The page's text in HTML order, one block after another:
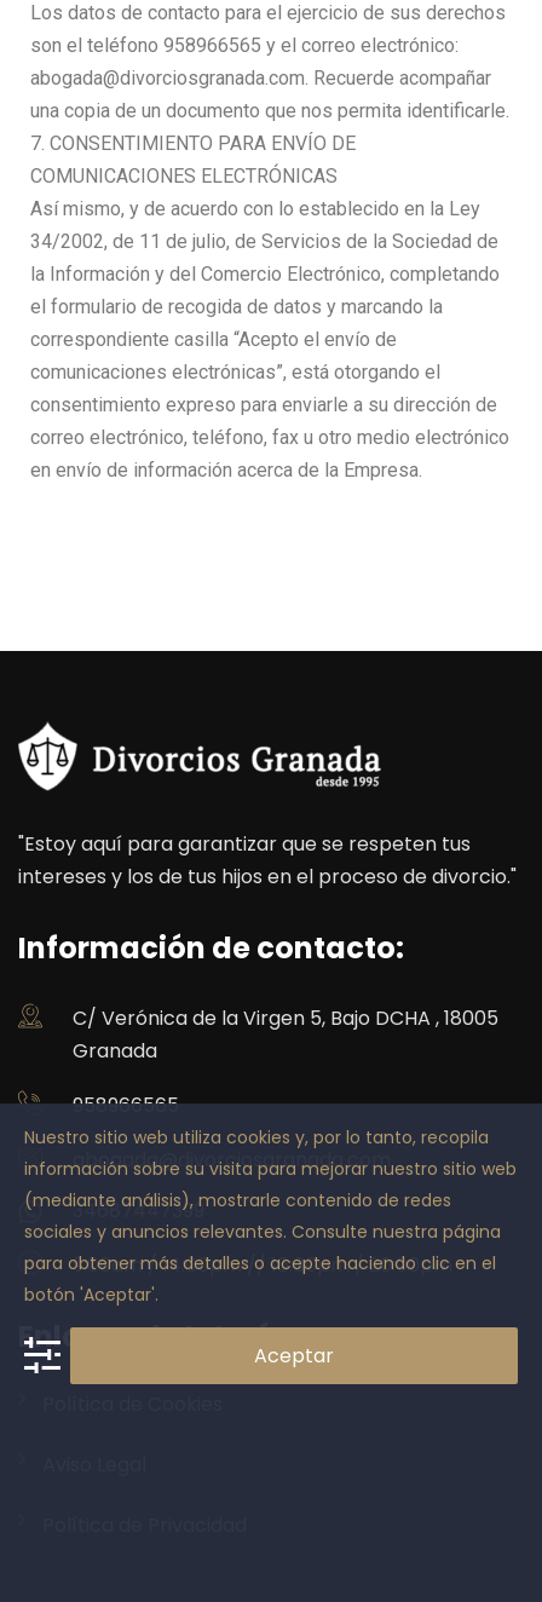
Los datos de contacto para el ejercicio de sus derechos
son el teléfono 958966565 y el correo electrónico:
abogada@divorciosgranada.com. Recuerde acompañar
una copia de un documento que nos permita identificarle.
7. CONSENTIMIENTO PARA ENVÍO DE
COMUNICACIONES ELECTRÓNICAS
Así mismo, y de acuerdo con lo establecido en la Ley
34/2002, de 11 de julio, de Servicios de la Sociedad de
la Información y del Comercio Electrónico, completando
el formulario de recogida de datos y marcando la
correspondiente casilla “Acepto el envío de
comunicaciones electrónicas”, está otorgando el
consentimiento expreso para enviarle a su dirección de
correo electrónico, teléfono, fax u otro medio electrónico
en envío de información acerca de la Empresa.
"Estoy aquí para garantizar que se respeten tus
intereses y los de tus hijos en el proceso de divorcio."
Información de contacto:
C/ Verónica de la Virgen 5, Bajo DCHA , 18005
Granada
958966565
abogada@divorciosgranada.com
34687447399
9:00am / 14:00pm // 16:00pm / 20:00pm
Enlaces de Interés
Nuestro sitio web utiliza cookies y, por lo tanto, recopila
información sobre su visita para mejorar nuestro sitio web
(mediante análisis), mostrarle contenido de redes
sociales y anuncios relevantes. Consulte nuestra página
para obtener más detalles o acepte haciendo clic en el
botón 'Aceptar'.
Aceptar